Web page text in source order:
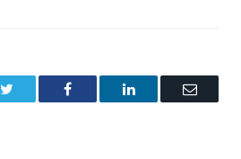
Facebook LinkedIn Email